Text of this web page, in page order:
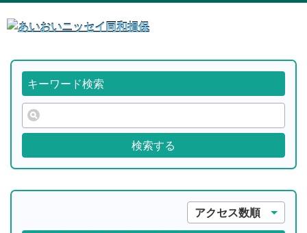
キーワード検索
検索する
アクセス数順